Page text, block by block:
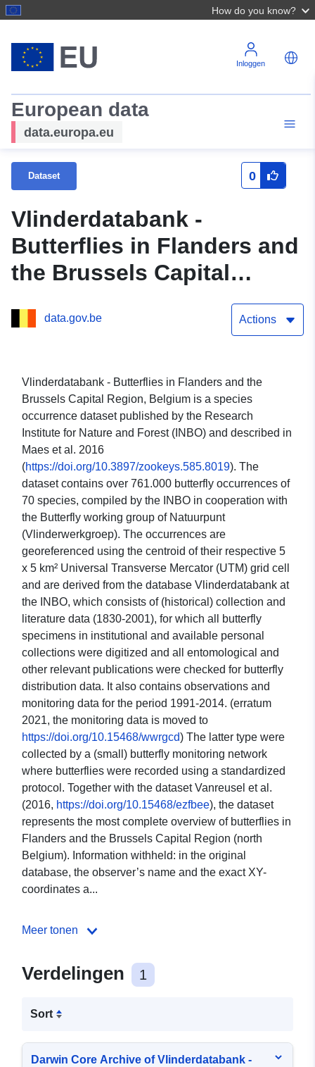
How do you know?
Inloggen
European data
data.europa.eu
Dataset 0
Vlinderdatabank -
Butterflies in Flanders and
the Brussels Capital
data.gov.be Actions
Vlinderdatabank - Butterflies in Flanders and the
Brussels Capital Region, Belgium is a species
occurrence dataset published by the Research
Institute for Nature and Forest (INBO) and described in
Maes et al. 2016
(https://doi.org/10.3897/zookeys.585.8019). The
dataset contains over 761.000 butterfly occurrences of
70 species, compiled by the INBO in cooperation with
the Butterfly working group of Natuurpunt
(Vlinderwerkgroep). The occurrences are
georeferenced using the centroid of their respective 5
x 5 km² Universal Transverse Mercator (UTM) grid cell
and are derived from the database Vlinderdatabank at
the INBO, which consists of (historical) collection and
literature data (1830-2001), for which all butterfly
specimens in institutional and available personal
collections were digitized and all entomological and
other relevant publications were checked for butterfly
distribution data. It also contains observations and
monitoring data for the period 1991-2014. (erratum
2021, the monitoring data is moved to
https://doi.org/10.15468/wwrgcd) The latter type were
collected by a (small) butterfly monitoring network
where butterflies were recorded using a standardized
protocol. Together with the dataset Vanreusel et al.
(2016, https://doi.org/10.15468/ezfbee), the dataset
represents the most complete overview of butterflies in
Flanders and the Brussels Capital Region (north
Belgium). Information withheld: in the original
database, the observer’s name and the exact XY-
coordinates a...
Meer tonen
Verdelingen 1
Sort
Darwin Core Archive of Vlinderdatabank -